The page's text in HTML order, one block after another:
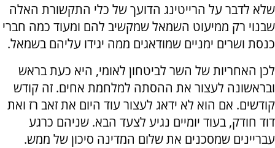
שלא לדבר על הרייטינג הדועך של כלי התקשורת האלה
שבנוי רק ממיעוט השמאל שמקשיב להם ומעוד כמה חברי
כנסת ושרים ימניים שמודאגים ממה יגידו עליהם בשמאל.
לכן האחריות של השר לביטחון לאומי, היא כעת בראש
ובראשונה לעצור את ההסתה למלחמת אחים. זה קודש
קודשים. אם הוא לא ידאג לעצור עוד היום את זאב רז ואת
דוד חודק, בעוד יומיים נגיע לצעד הבא. שניהם כרגע
עבריינים שמסכנים את שלום המדינה סיכון של ממש.